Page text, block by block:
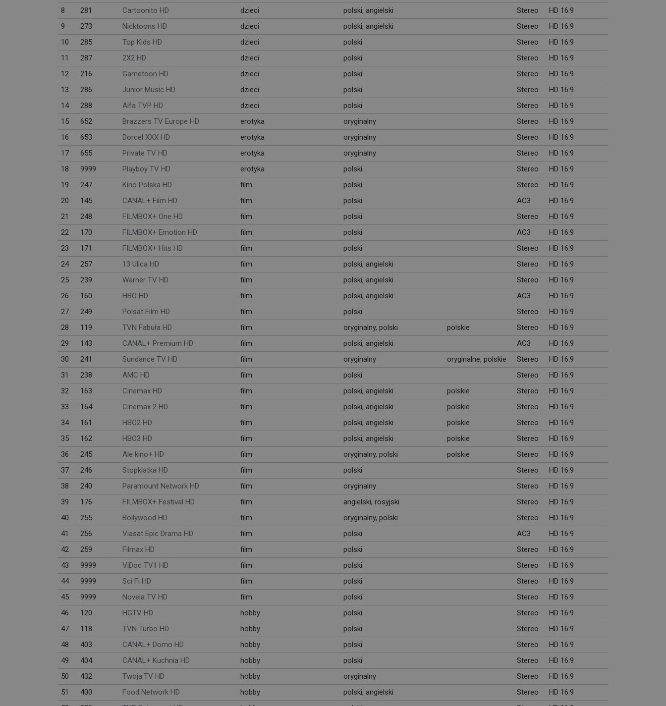
8
281 Cartoonito HD dzieci polski, angielski Stereo
HD 16:9
9
273 Nicktoons HD dzieci polski, angielski Stereo
HD 16:9
10
285 Top Kids HD dzieci polski Stereo
HD 16:9
11
287 2X2 HD dzieci polski Stereo
HD 16:9
12
216 Gametoon HD dzieci polski Stereo
HD 16:9
13
286 Junior Music HD dzieci polski Stereo
HD 16:9
14
288 Alfa TVP HD dzieci polski Stereo
HD 16:9
15
652 Brazzers TV Europe HD erotyka oryginalny Stereo
HD 16:9
16
653 Dorcel XXX HD erotyka oryginalny Stereo
HD 16:9
17
655 Private TV HD erotyka oryginalny Stereo
HD 16:9
18
9999 Playboy TV HD erotyka polski Stereo
HD 16:9
19
247 Kino Polska HD film polski Stereo
HD 16:9
20
145 CANAL+ Film HD film polski AC3
HD 16:9
21
248 FILMBOX+ One HD film polski Stereo
HD 16:9
22
170 FILMBOX+ Emotion HD film polski AC3
HD 16:9
23
171 FILMBOX+ Hits HD film polski Stereo
HD 16:9
24
257 13 Ulica HD film polski, angielski Stereo
HD 16:9
25
239 Warner TV HD film polski, angielski Stereo
HD 16:9
26
160 HBO HD film polski, angielski AC3
HD 16:9
27
249 Polsat Film HD film polski Stereo
HD 16:9
28
119 TVN Fabuła HD film oryginalny, polski polskie Stereo
HD 16:9
29
143 CANAL+ Premium HD film polski, angielski AC3
HD 16:9
30
241 Sundance TV HD film oryginalny oryginalne, polskie Stereo
HD 16:9
31
238 AMC HD film polski Stereo
HD 16:9
32
163 Cinemax HD film polski, angielski polskie Stereo
HD 16:9
33
164 Cinemax 2 HD film polski, angielski polskie Stereo
HD 16:9
34
161 HBO2 HD film polski, angielski polskie Stereo
HD 16:9
35
162 HBO3 HD film polski, angielski polskie Stereo
HD 16:9
36
245 Ale kino+ HD film oryginalny, polski polskie Stereo
HD 16:9
37
246 Stopklatka HD film polski Stereo
HD 16:9
38
240 Paramount Network HD film oryginalny Stereo
HD 16:9
39
176 FILMBOX+ Festival HD film angielski, rosyjski Stereo
HD 16:9
40
255 Bollywood HD film oryginalny, polski Stereo
HD 16:9
41
256 Viasat Epic Drama HD film polski AC3
HD 16:9
42
259 Filmax HD film polski Stereo
HD 16:9
43
9999 ViDoc TV1 HD film polski Stereo
HD 16:9
44
9999 Sci Fi HD film polski Stereo
HD 16:9
45
9999 Novela TV HD film polski Stereo
HD 16:9
46
120 HGTV HD hobby polski Stereo
HD 16:9
47
118 TVN Turbo HD hobby polski Stereo
HD 16:9
48
403 CANAL+ Domo HD hobby polski Stereo
HD 16:9
49
404 CANAL+ Kuchnia HD hobby polski Stereo
HD 16:9
50
432 Twoja.TV HD hobby oryginalny Stereo
HD 16:9
51
400 Food Network HD hobby polski, angielski Stereo
HD 16:9